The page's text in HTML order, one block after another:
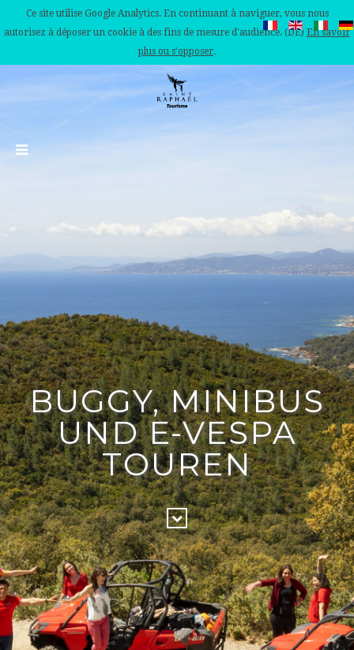
Ce site utilise Google Analytics. En continuant à naviguer, vous nous
autorisez à déposer un cookie à des fins de mesure d'audience. (DE) En savoir
plus ou s'opposer.
BUGGY, MINIBUS
UND E-VESPA
TOUREN